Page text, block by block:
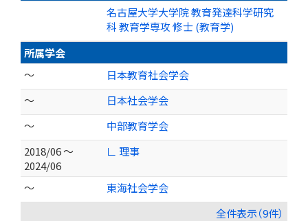
名古屋大学大学院 教育発達科学研究
科 教育学専攻 修士 (教育学)
所属学会
～
日本教育社会学会
～
日本社会学会
～
中部教育学会
2018/06 ～
2024/06
∟ 理事
～
東海社会学会
全件表示（9件）